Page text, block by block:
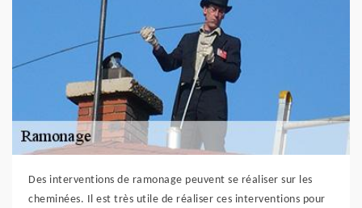
Des interventions de ramonage peuvent se réaliser sur les
cheminées. Il est très utile de réaliser ces interventions pour